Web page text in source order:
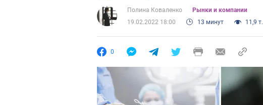
Полина Коваленко
Рынки и компании
19.02.2022 18:00
13 минут 11,9 т.
0